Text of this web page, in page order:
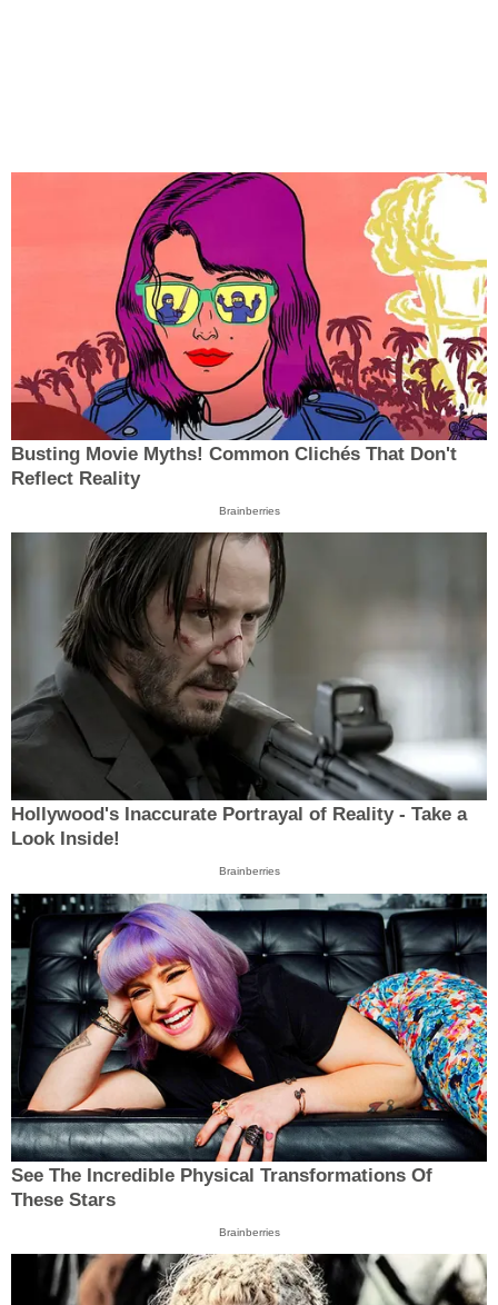
Busting Movie Myths! Common Clichés That Don't
Reflect Reality
Brainberries
Hollywood's Inaccurate Portrayal of Reality - Take a
Look Inside!
Brainberries
See The Incredible Physical Transformations Of
These Stars
Brainberries